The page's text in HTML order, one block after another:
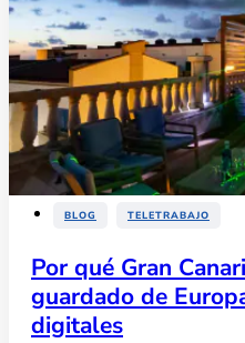
BLOG TELETRABAJO
Por qué Gran
guardado de
digitales